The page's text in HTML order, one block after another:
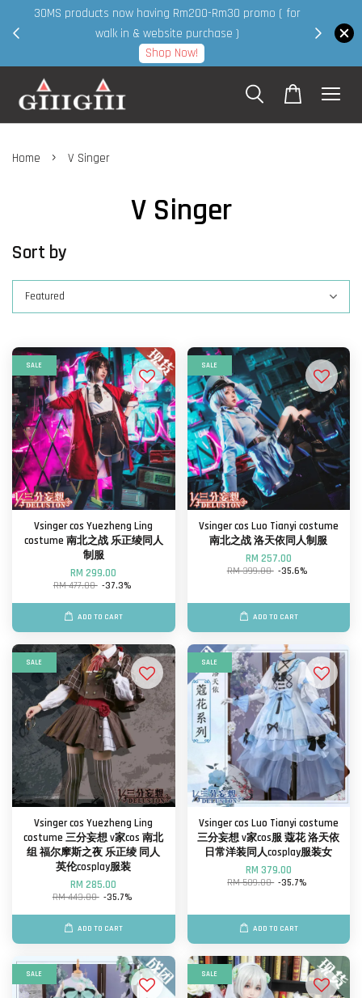
30MS products now having Rm200-Rm30 promo ( for
walk in & website purchase )
Shop Now!
Home › V Singer
V Singer
Sort by
SALE
Vsinger cos Yuezheng Ling
costume 南北之战 乐正绫同人
制服
RM 299.00
RM 477.00 -37.3%
ADD TO CART
SALE
Vsinger cos Luo Tianyi costume
南北之战 洛天依同人制服
RM 257.00
RM 399.00 -35.6%
ADD TO CART
SALE
Vsinger cos Yuezheng Ling
costume 三分妄想 v家cos 南北
组 福尔摩斯之夜 乐正绫 同人
英伦cosplay服装
RM 285.00
RM 443.00 -35.7%
ADD TO CART
SALE
Vsinger cos Luo Tianyi costume
三分妄想 v家cos服 蔻花 洛天依
日常洋装同人cosplay服装女
RM 379.00
RM 589.00 -35.7%
ADD TO CART
SALE SALE